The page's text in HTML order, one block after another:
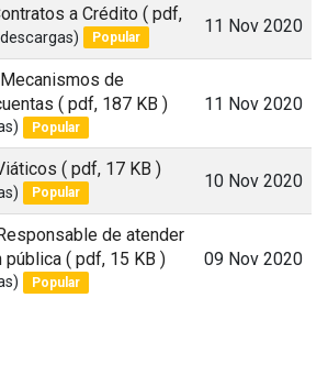
a Crédito ( pdf,
Popular
11 Nov 2020
de
( pdf, 187 KB )
Popular
11 Nov 2020
( pdf, 17 KB )
Popular
10 Nov 2020
de atender
pública ( pdf, 15 KB )
Popular
09 Nov 2020